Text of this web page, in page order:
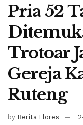
Pria 52
Trotoar
Gereja
Ruteng
by Berita Flores